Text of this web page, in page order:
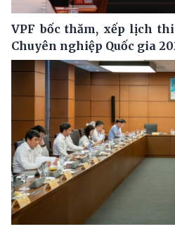
VPF bốc thăm, xếp lịch
Chuyên nghiệp Quốc gia